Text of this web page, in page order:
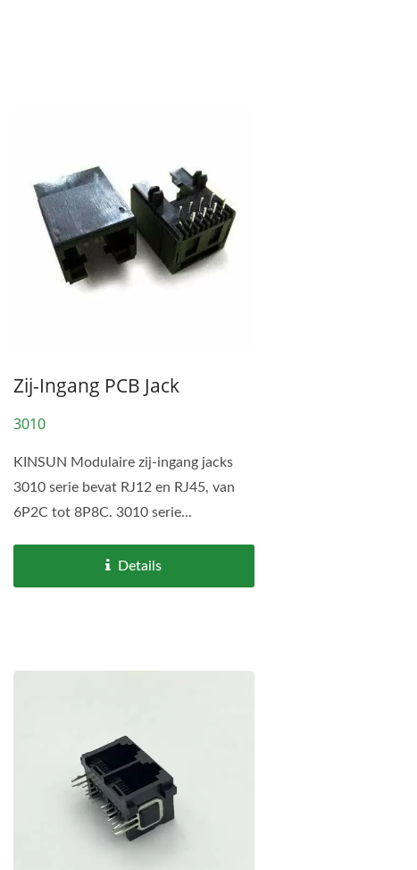
Zij-Ingang PCB Jack
3010
KINSUN Modulaire zij-ingang jacks
3010 serie bevat RJ12 en RJ45, van
6P2C tot 8P8C. 3010 serie...
Details